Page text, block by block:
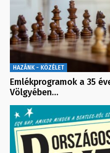
HAZÁNK - KÖZÉLET
Emlékprogramok a 35
Völgyében…